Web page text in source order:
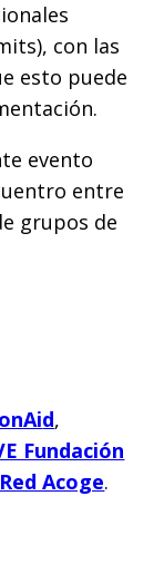
con las
esto puede
evento
entre
grupos de
d,
Fundación
Red Acoge.